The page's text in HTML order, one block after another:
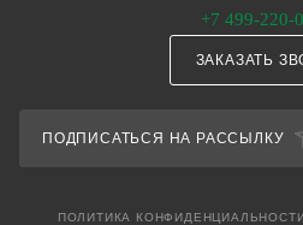
+7 499-220-
ЗАКАЗАТЬ
ПОДПИСАТЬСЯ НА РАССЫЛКУ
ПОЛИТИКА